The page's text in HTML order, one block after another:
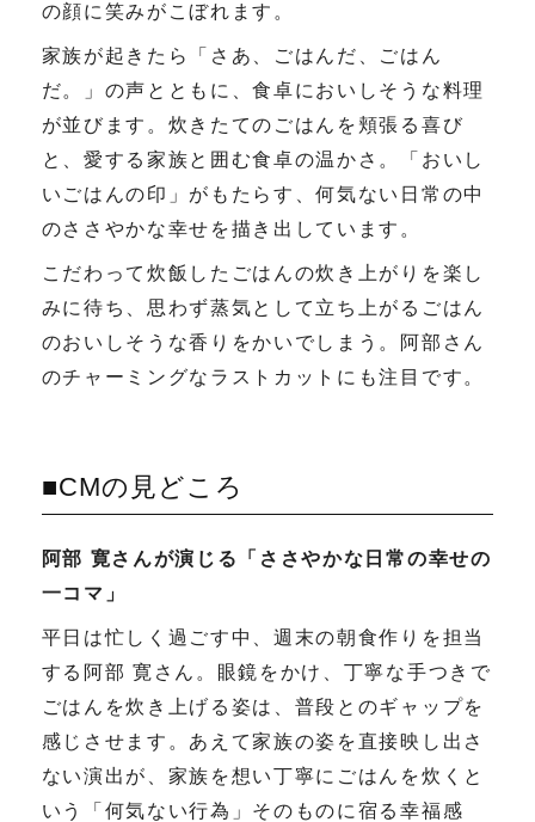
の顔に笑みがこぼれます。
家族が起きたら「さあ、ごはんだ、ごはん
だ。」の声とともに、食卓においしそうな料理
が並びます。炊きたてのごはんを頬張る喜び
と、愛する家族と囲む食卓の温かさ。「おいし
いごはんの印」がもたらす、何気ない日常の中
のささやかな幸せを描き出しています。
こだわって炊飯したごはんの炊き上がりを楽し
みに待ち、思わず蒸気として立ち上がるごはん
のおいしそうな香りをかいでしまう。阿部さん
のチャーミングなラストカットにも注目です。
■CMの見どころ
阿部 寛さんが演じる「ささやかな日常の幸せの
一コマ」
平日は忙しく過ごす中、週末の朝食作りを担当
する阿部 寛さん。眼鏡をかけ、丁寧な手つきで
ごはんを炊き上げる姿は、普段とのギャップを
感じさせます。あえて家族の姿を直接映し出さ
ない演出が、家族を想い丁寧にごはんを炊くと
いう「何気ない行為」そのものに宿る幸福感